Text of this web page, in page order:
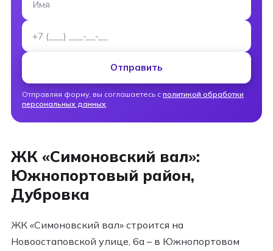
Номер телефона
Отправить
Отправляя форму, вы соглашаетесь с политикой обработки
персональных данных.
ЖК «Симоновский вал»:
Южнопортовый район,
Дубровка
ЖК «Симоновский вал» строится на
Новоостаповской улице, 6а – в Южнопортовом